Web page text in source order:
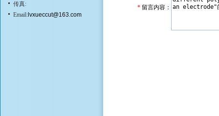
传真:
Email:lvxueccut@163.com
* 留言内容：